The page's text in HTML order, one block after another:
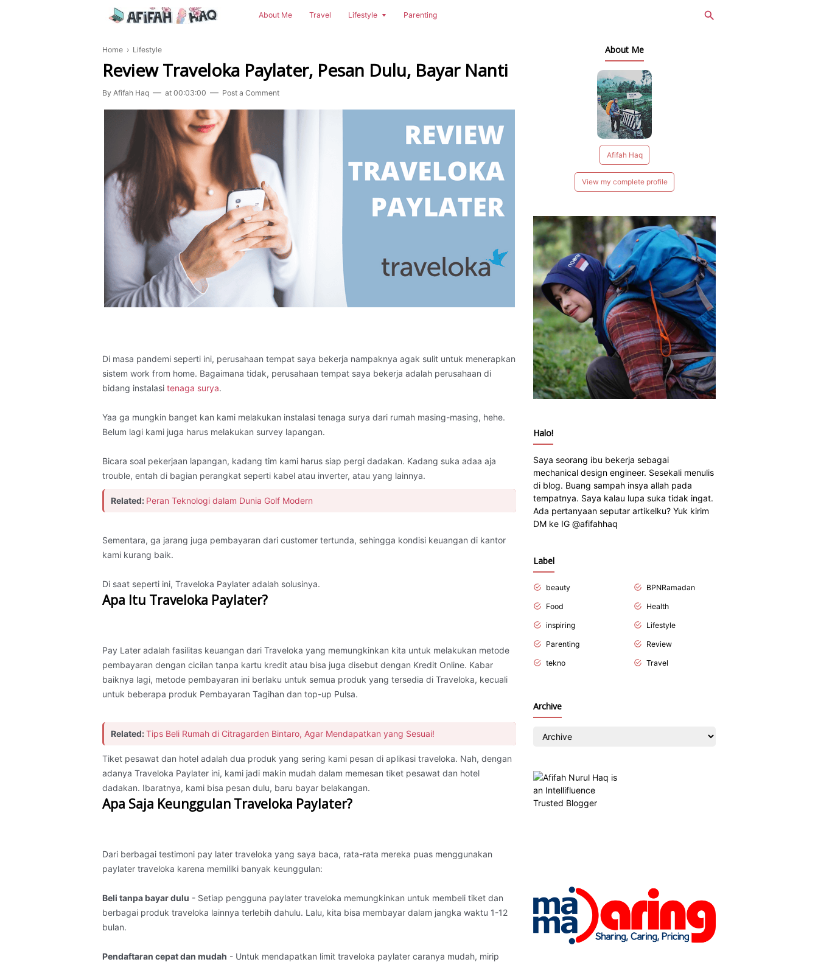
About Me Travel Lifestyle Parenting
Home › Lifestyle
Review Traveloka Paylater, Pesan Dulu, Bayar Nanti
By Afifah Haq at 00:03:00 Post a Comment
Di masa pandemi seperti ini, perusahaan tempat saya bekerja nampaknya agak sulit untuk menerapkan
sistem work from home. Bagaimana tidak, perusahaan tempat saya bekerja adalah perusahaan di
bidang instalasi tenaga surya.
Yaa ga mungkin banget kan kami melakukan instalasi tenaga surya dari rumah masing-masing, hehe.
Belum lagi kami juga harus melakukan survey lapangan.
Bicara soal pekerjaan lapangan, kadang tim kami harus siap pergi dadakan. Kadang suka adaa aja
trouble, entah di bagian perangkat seperti kabel atau inverter, atau yang lainnya.
Related: Peran Teknologi dalam Dunia Golf Modern
Sementara, ga jarang juga pembayaran dari customer tertunda, sehingga kondisi keuangan di kantor
kami kurang baik.
Di saat seperti ini, Traveloka Paylater adalah solusinya.
Apa Itu Traveloka Paylater?
Pay Later adalah fasilitas keuangan dari Traveloka yang memungkinkan kita untuk melakukan metode
pembayaran dengan cicilan tanpa kartu kredit atau bisa juga disebut dengan Kredit Online. Kabar
baiknya lagi, metode pembayaran ini berlaku untuk semua produk yang tersedia di Traveloka, kecuali
untuk beberapa produk Pembayaran Tagihan dan top-up Pulsa.
Related:Tips Beli Rumah di Citragarden Bintaro, Agar Mendapatkan yang Sesuai!
Tiket pesawat dan hotel adalah dua produk yang sering kami pesan di aplikasi traveloka. Nah, dengan
adanya Traveloka Paylater ini, kami jadi makin mudah dalam memesan tiket pesawat dan hotel
dadakan. Ibaratnya, kami bisa pesan dulu, baru bayar belakangan.
Apa Saja Keunggulan Traveloka Paylater?
Dari berbagai testimoni pay later traveloka yang saya baca, rata-rata mereka puas menggunakan
paylater traveloka karena memiliki banyak keunggulan:
Beli tanpa bayar dulu - Setiap pengguna paylater traveloka memungkinkan untuk membeli tiket dan
berbagai produk traveloka lainnya terlebih dahulu. Lalu, kita bisa membayar dalam jangka waktu 1-12
bulan.
Pendaftaran cepat dan mudah - Untuk mendapatkan limit traveloka paylater caranya mudah, mirip
About Me
Afifah Haq
View my complete profile
Halo!
Saya seorang ibu bekerja sebagai
mechanical design engineer. Sesekali menulis
di blog. Buang sampah insya allah pada
tempatnya. Saya kalau lupa suka tidak ingat.
Ada pertanyaan seputar artikelku? Yuk kirim
DM ke IG @afifahhaq
Label
beauty BPNRamadan
Food Health
inspiring Lifestyle
Parenting Review
tekno Travel
Archive